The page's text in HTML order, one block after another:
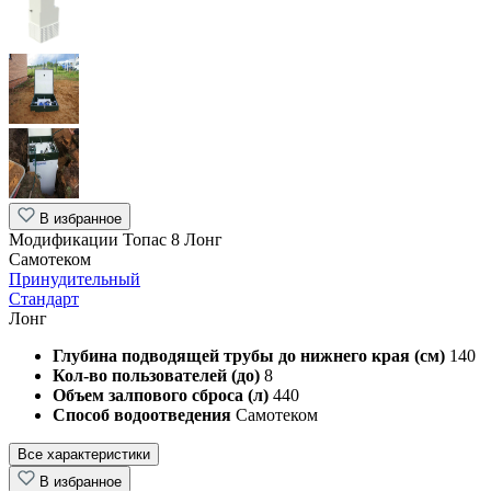
В избранное
Модификации Топас 8 Лонг
Самотеком
Принудительный
Стандарт
Лонг
Глубина подводящей трубы до нижнего края (см) 140
Кол-во пользователей (до) 8
Объем залпового сброса (л) 440
Способ водоотведения Самотеком
Все характеристики
В избранное